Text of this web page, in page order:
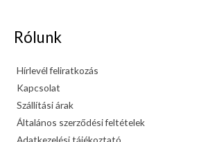
Rólunk
Hírlevél feliratkozás
Kapcsolat
Szállítási árak
Általános szerződési feltételek
Adatkezelési tájékoztató